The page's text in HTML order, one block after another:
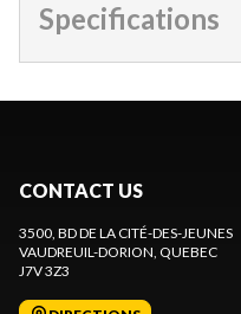
Specifications
CONTACT US
3500, BD DE LA CITÉ-DES-JEUNES
VAUDREUIL-DORION, QUEBEC
J7V 3Z3